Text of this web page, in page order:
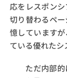
応をレスポン
切り替わるペ
憶しています
ている優れたシ
ただ内部的